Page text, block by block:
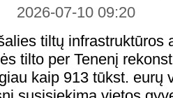
2026-07-10 09:20
tiltų infrastruktūros
tilto per Tenenį
kaip 913 tūkst. eurų